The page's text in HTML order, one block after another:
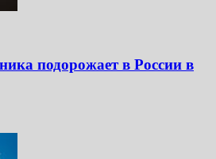
подорожает в России в